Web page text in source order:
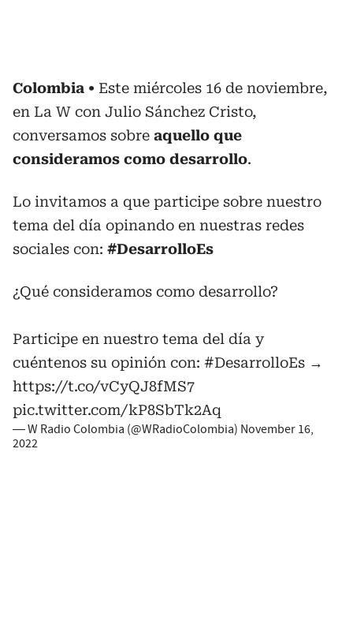
Colombia
Este miércoles 16 de noviembre,
en La W con Julio Sánchez Cristo,
conversamos sobre aquello que
consideramos como desarrollo.
Lo invitamos a que participe sobre nuestro
tema del día opinando en nuestras redes
sociales con: #DesarrolloEs
¿Qué consideramos como desarrollo?
Participe en nuestro tema del día y
cuéntenos su opinión con: #DesarrolloEs →
https://t.co/vCyQJ8fMS7
pic.twitter.com/kP8SbTk2Aq
— W Radio Colombia (@WRadioColombia) November 16,
2022